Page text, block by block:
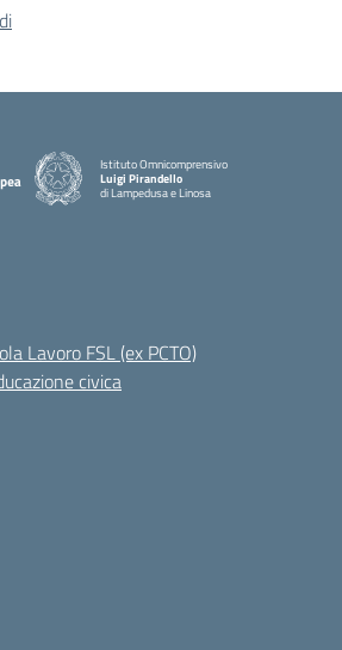
Istituto Omnicomprensivo
Luigi Pirandello
di Lampedusa e Linosa
Lavoro FSL (ex PCTO)
civica